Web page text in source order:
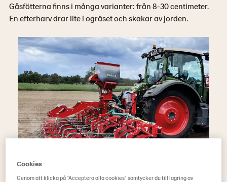
Gåsfötterna finns i många varianter: från 8-30 centimeter.
En efterharv drar lite i ogräset och skakar av jorden.
Cookies
Genom att klicka på "Acceptera alla cookies" samtycker du till lagring av